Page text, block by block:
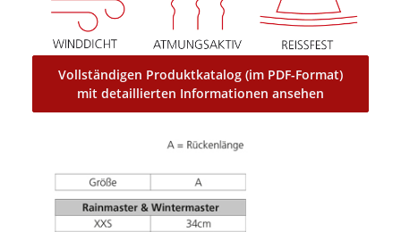
Vollständigen Produktkatalog (im PDF-Format)
mit detaillierten Informationen ansehen